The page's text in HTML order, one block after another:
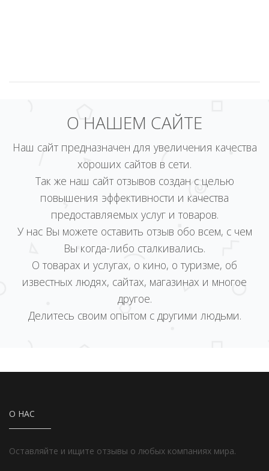
О НАШЕМ САЙТЕ
Наш сайт предназначен для увеличения качества
хороших сайтов в сети.
Так же наш сайт отзывов создан с целью
повышения эффективности и качества
предоставляемых услуг и товаров.
У нас Вы можете оставить отзыв обо всем, с чем
Вы когда-либо сталкивались.
О товарах и услугах, о кино, о туризме, об
известных людях, сайтах, магазинах и многое
другое.
Делитесь своим опытом с другими людьми.
О НАС
Оставляйте и ищите отзывы о любых компаниях мира.